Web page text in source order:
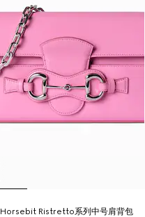
Horsebit Ristretto系列中号肩背包